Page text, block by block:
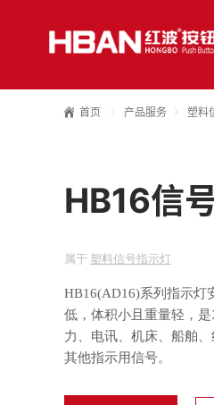
首页 产品服务 塑料
HB16信
属于 塑料信号指示灯
HB16(AD16)系列指示灯
低，体积小且重量轻，
力、电讯、机床、船舶
其他指示用信号。